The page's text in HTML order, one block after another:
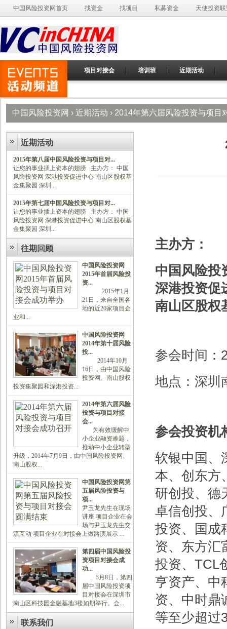
中国风险投资网首页 找资金 找项目 私募资金 天使投资
项目对接会 培训班 近期活动
中国风险投资网 › 近期活动 › 2014年第六届风险投资与项目
主办方：
中国风险投
深港投资促
南山区股权
参会时间：
地点：深圳
参会投资机
软银中国、
本、创东方
研创投、德
卓信创投、
投资、国成
资、东方汇
投资、TCL
亨资产、中
资、中时鼎
等至少超过
近期活动
2015年第八届中国风险投资与项目对...
让您的事业插上资本的翅膀 主办方： 中国
风险投资网 深港投资促进中心 南山区股权基
金集聚园 深圳...
2015年第七届中国风险投资与项目对...
让您的事业插上资本的翅膀 主办方： 中国
风险投资网 深港投资促进中心 南山区股权基
金集聚园 深圳...
往期回顾
中国风险投资网
2015年首届风险投
资...
2015年1月
21日，来自全国各
地的近20家项目企
业和...
中国风险投资网
2014年第十届风险
投...
2014年10月
16日，由中国风险
投资网、南山股权
投资集聚园和深港投资...
2014年第六届风险
投资与项目对接
会...
为有效缓解中
小企业融资难题，
推动中小企业转型
升级，2014年7月9日，由中国风险投资网、
南山股权...
中国风险投资网第
五届风险投资与
项...
尹玉龙先生在现场
讲座 项目企业在会
场与尹玉龙先生交
流互动 项目企业在对接会上做路演展示 ...
第四届中国风险投
资项目对接会成
功...
5月8日，第四
届中国风险投资项
目对接会在深圳市
南山区科技园金融基地3楼如期举行。会...
联系我们